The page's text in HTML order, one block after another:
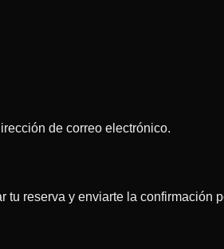
de correo electrónico.
tu reserva y enviarte la